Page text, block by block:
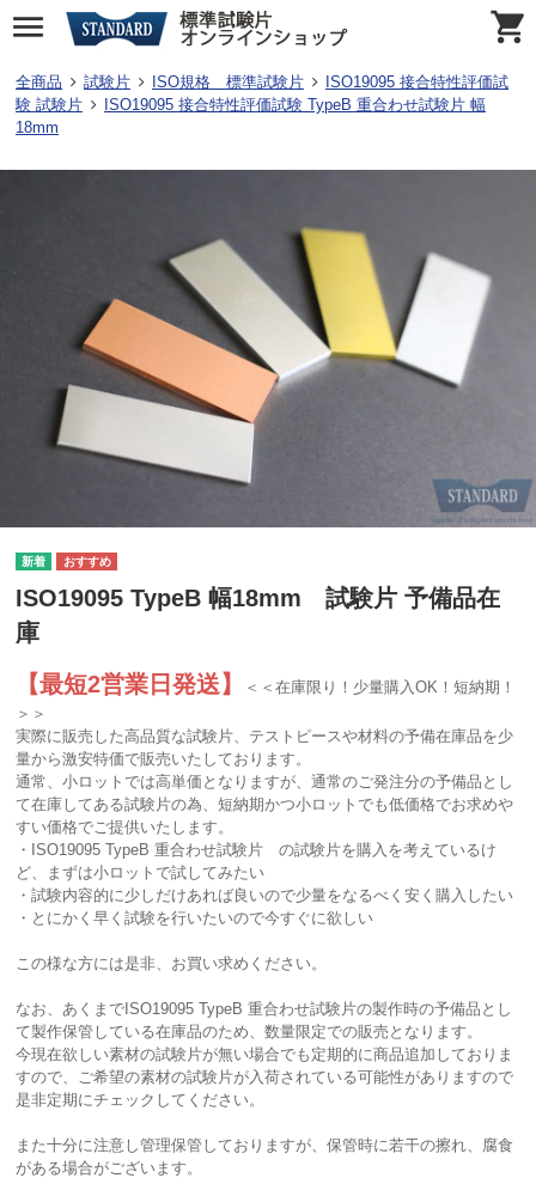
全商品 試験片 ISO規格 標準試験片
ISO19095 接合特性評価試
験 試験片
ISO19095 接合特性評価試験 TypeB 重合わせ試験片 幅
18mm
ISO19095 TypeB 幅18mm 試験片 予備品在
庫
【最短2営業日発送】
＜＜在庫限り！少量購入OK！短納期！
＞＞
実際に販売した高品質な試験片、テストピースや材料の予備在庫品を少
量から激安特価で販売いたしております。
通常、小ロットでは高単価となりますが、通常のご発注分の予備品とし
て在庫してある試験片の為、短納期かつ小ロットでも低価格でお求めや
すい価格でご提供いたします。
・ISO19095 TypeB 重合わせ試験片 の試験片を購入を考えているけ
ど、まずは小ロットで試してみたい
・試験内容的に少しだけあれば良いので少量をなるべく安く購入したい
・とにかく早く試験を行いたいので今すぐに欲しい
この様な方には是非、お買い求めください。
なお、あくまでISO19095 TypeB 重合わせ試験片の製作時の予備品とし
て製作保管している在庫品のため、数量限定での販売となります。
今現在欲しい素材の試験片が無い場合でも定期的に商品追加しておりま
すので、ご希望の素材の試験片が入荷されている可能性がありますので
是非定期にチェックしてください。
また十分に注意し管理保管しておりますが、保管時に若干の擦れ、腐食
がある場合がございます。